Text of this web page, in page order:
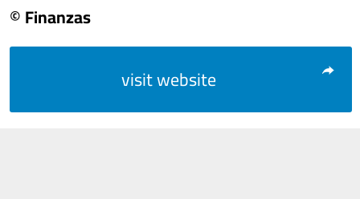
© Finanzas
visit website